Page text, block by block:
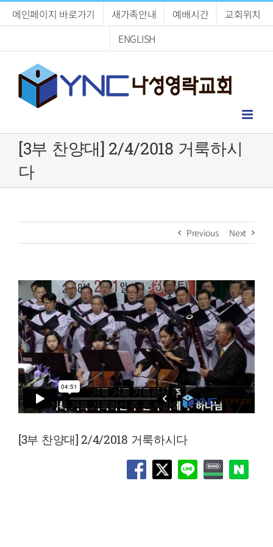
메인페이지 바로가기 새가족안내 예배시간
교회위치
ENGLISH
[3부 찬양대] 2/4/2018 거룩하시
다
Previous Next
[3부 찬양대] 2/4/2018 거룩하시다